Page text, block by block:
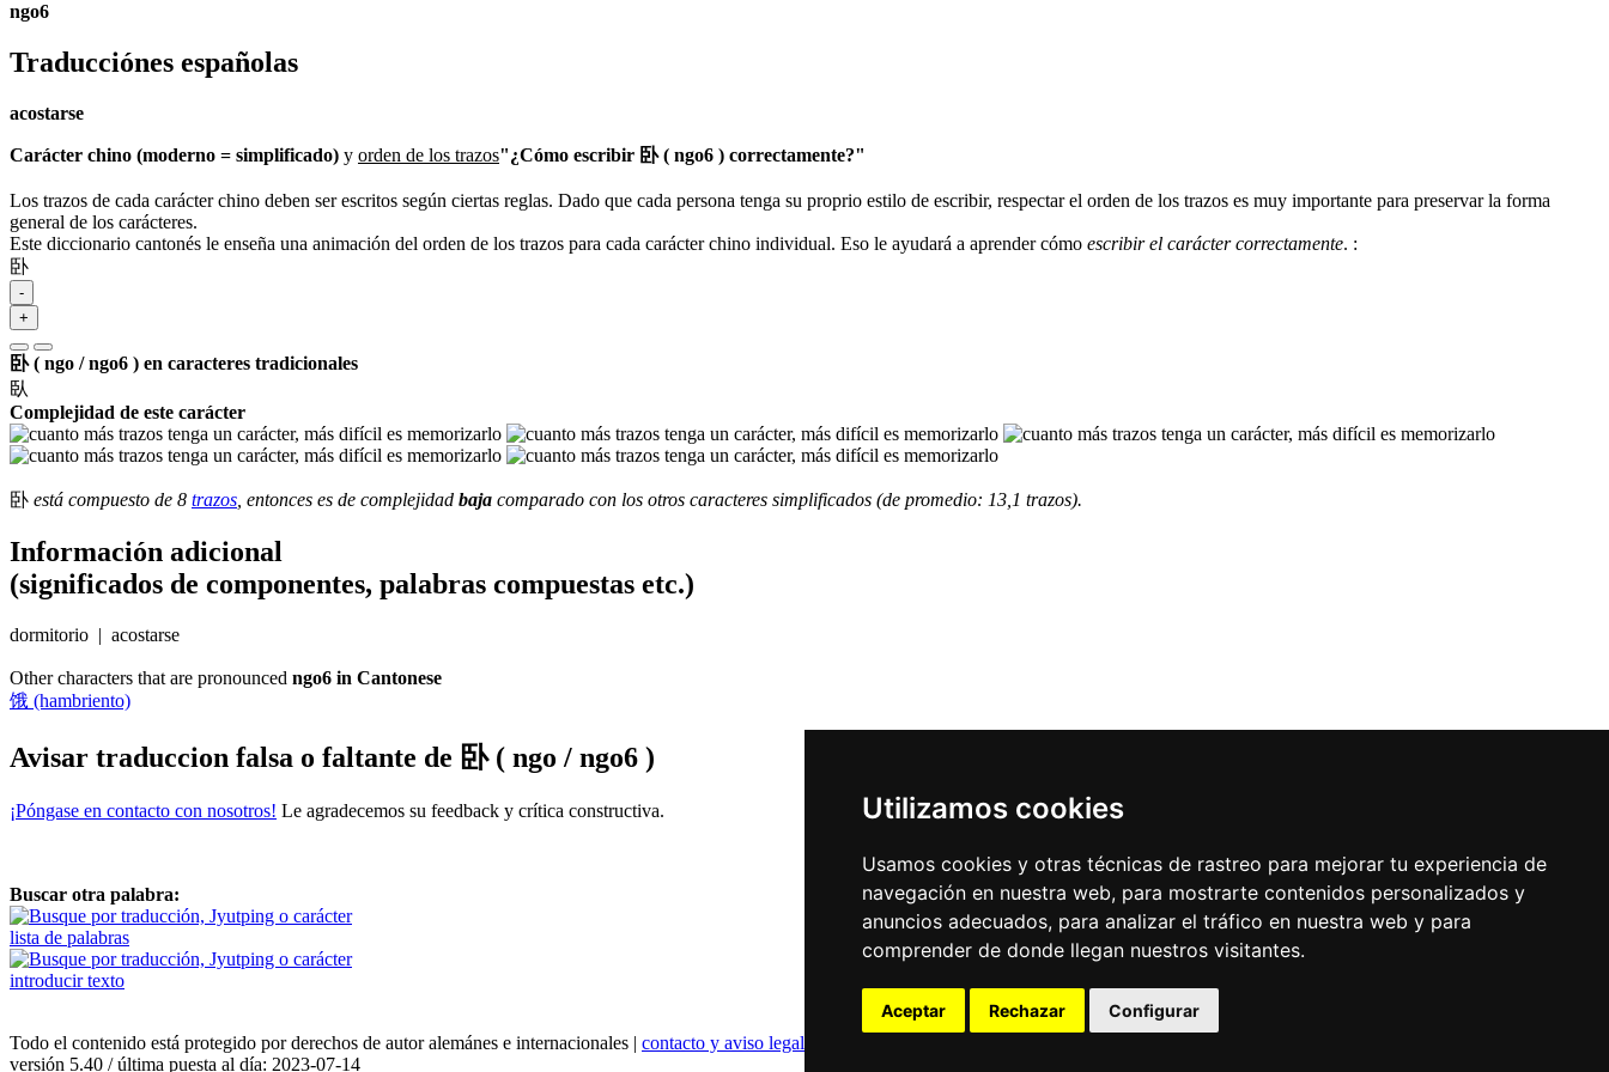
Utilizamos cookies
Usamos cookies y otras técnicas de rastreo para mejorar tu experiencia de
navegación en nuestra web, para mostrarte contenidos personalizados y
anuncios adecuados, para analizar el tráfico en nuestra web y para
comprender de donde llegan nuestros visitantes.
Aceptar Rechazar Configurar
ngo6
Traducciónes españolas
acostarse
Carácter chino (moderno = simplificado) y orden de los trazos"¿Cómo escribir 卧 ( ngo6 ) correctamente?"
Los trazos de cada carácter chino deben ser escritos según ciertas reglas. Dado que cada persona tenga su proprio estilo de escribir, respectar el orden de los trazos es muy importante para preservar la forma
general de los carácteres.
Este diccionario cantonés le enseña una animación del orden de los trazos para cada carácter chino individual. Eso le ayudará a aprender cómo escribir el carácter correctamente. :
卧
-
+
卧 ( ngo / ngo6 ) en caracteres tradicionales
臥
Complejidad de este carácter
卧 está compuesto de 8 trazos , entonces es de complejidad baja comparado con los otros caracteres simplificados (de promedio: 13,1 trazos).
Información adicional
(significados de componentes, palabras compuestas etc.)
dormitorio | acostarse
Other characters that are pronounced ngo6 in Cantonese
饿 (hambriento)
Avisar traduccion falsa o faltante de 卧 ( ngo / ngo6 )
¡Póngase en contacto con nosotros! Le agradecemos su feedback y crítica constructiva.
Buscar otra palabra:
lista de palabras
introducir texto
Todo el contenido está protegido por derechos de autor alemánes e internacionales | contacto y aviso legal
versión 5.40 / última puesta al día: 2023-07-14